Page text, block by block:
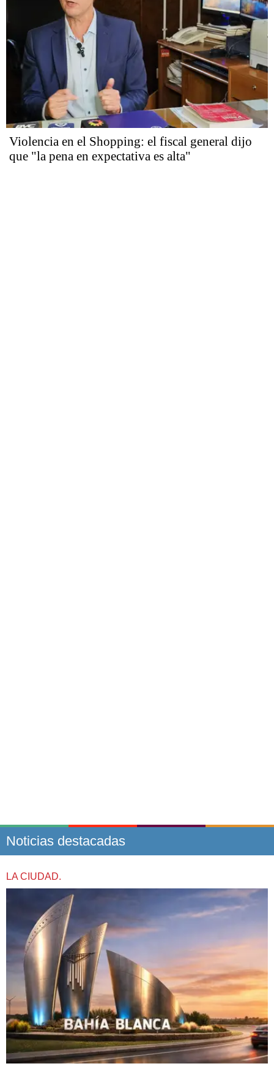
Violencia en el Shopping: el fiscal general dijo
que "la pena en expectativa es alta"
Noticias destacadas
LA CIUDAD.